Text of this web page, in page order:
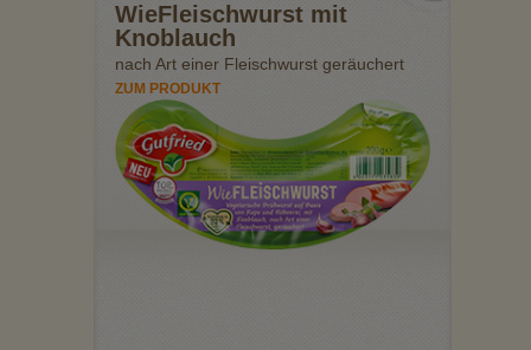
WieFleischwurst mit
Knoblauch
nach Art einer Fleischwurst geräuchert
ZUM PRODUKT